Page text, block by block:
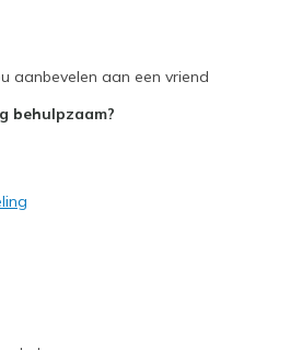
aanbevelen aan een vriend
behulpzaam?